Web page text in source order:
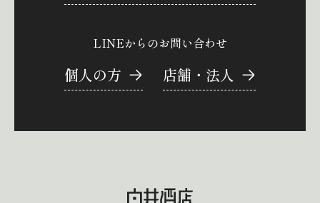
LINEからのお問い合わせ
個人の方 店舗・法人